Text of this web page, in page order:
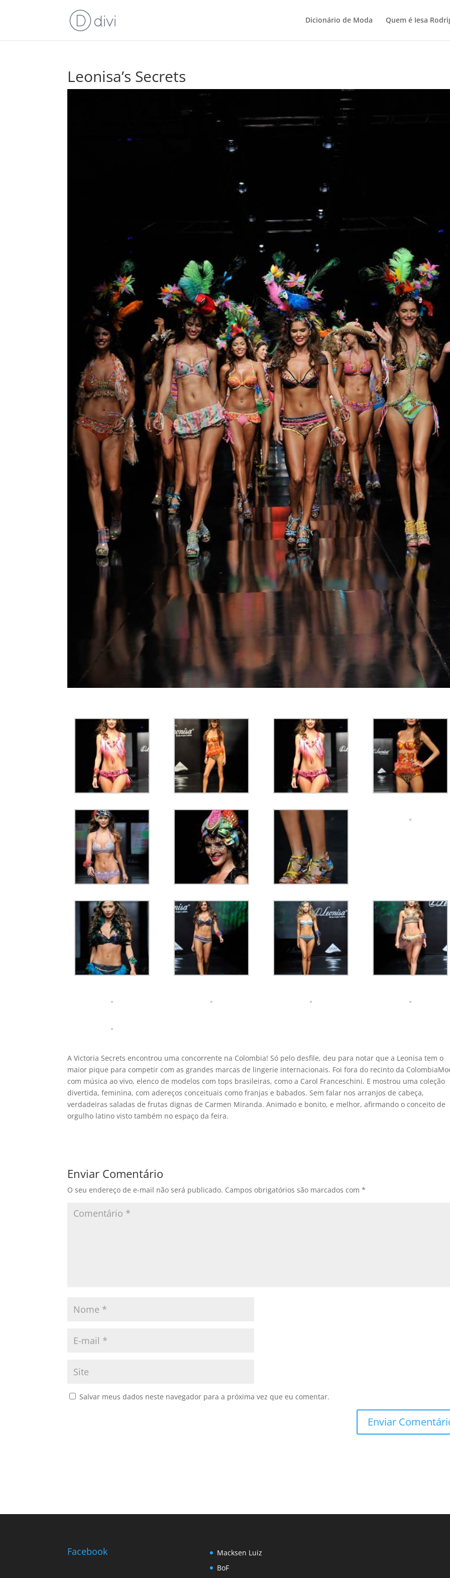
Dicionário de Moda Quem é Iesa
Leonisa’s Secrets
A Victoria Secrets encontrou uma concorrente na Colombia! Só pelo desfile, deu para notar que a Leonisa tem o
maior pique para competir com as grandes marcas de lingerie internacionais. Foi fora do recinto da
com música ao vivo, elenco de modelos com tops brasileiras, como a Carol Franceschini. E mostrou uma coleção
divertida, feminina, com adereços conceituais como franjas e babados. Sem falar nos arranjos de cabeça,
verdadeiras saladas de frutas dignas de Carmen Miranda. Animado e bonito, e melhor, afirmando o conceito de
orgulho latino visto também no espaço da feira.
Enviar Comentário
O seu endereço de e-mail não será publicado. Campos obrigatórios são marcados com*
Salvar meus dados neste navegador para a próxima vez que eu comentar.
Facebook
Macksen Luiz
BoF